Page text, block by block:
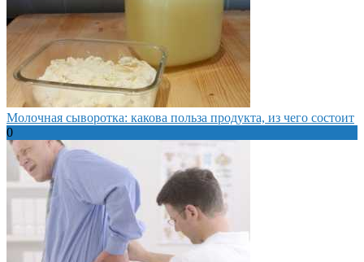
Молочная сыворотка: какова польза продукта, из чего состоит
0